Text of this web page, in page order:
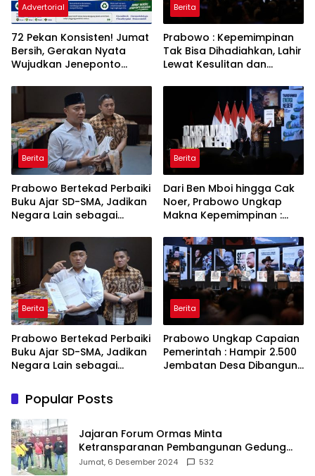
Advertorial
72 Pekan Konsisten! Jumat
Bersih, Gerakan Nyata
Wujudkan Jeneponto
ASRI
Berita
Prabowo : Kepemimpinan
Tak Bisa Dihadiahkan, Lahir
Lewat Kesulitan dan
Berita
Prabowo Bertekad Perbaiki
Buku Ajar SD-SMA, Jadikan
Negara Lain sebagai
Berita
Dari Ben Mboi hingga Cak
Noer, Prabowo Ungkap
Makna Kepemimpinan :
Gunakan Akal Sehat
Berita
Prabowo Bertekad Perbaiki
Buku Ajar SD-SMA, Jadikan
Negara Lain sebagai
Berita
Prabowo Ungkap Capaian
Pemerintah : Hampir 2.500
Jembatan Desa Dibangun,
Popular Posts
Jajaran Forum Ormas Minta
Ketransparanan Pembangunan Gedung
Damkar Di Kecamatan Cisoka
Jumat, 6 Desember 2024 532